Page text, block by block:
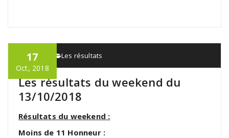
17
Oct, 2018
admin Les résultats
Les résultats du weekend du
13/10/2018
Résultats du weekend :
Moins de 11 Honneur :